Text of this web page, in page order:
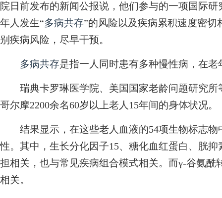
院日前发布的新闻公报说，他们参与的一项国际研
年人发生“多病共存”的风险以及疾病累积速度密
别疾病风险，尽早干预。
多病共存是指一人同时患有多种慢性病，在
瑞典卡罗琳医学院、美国国家老龄问题研究所
哥尔摩2200余名60岁以上老人15年间的身体状况。
结果显示，在这些老人血液的54项生物标志物
性。其中，生长分化因子15、糖化血红蛋白、胱
担相关，也与常见疾病组合模式相关。而γ-谷氨
相关。